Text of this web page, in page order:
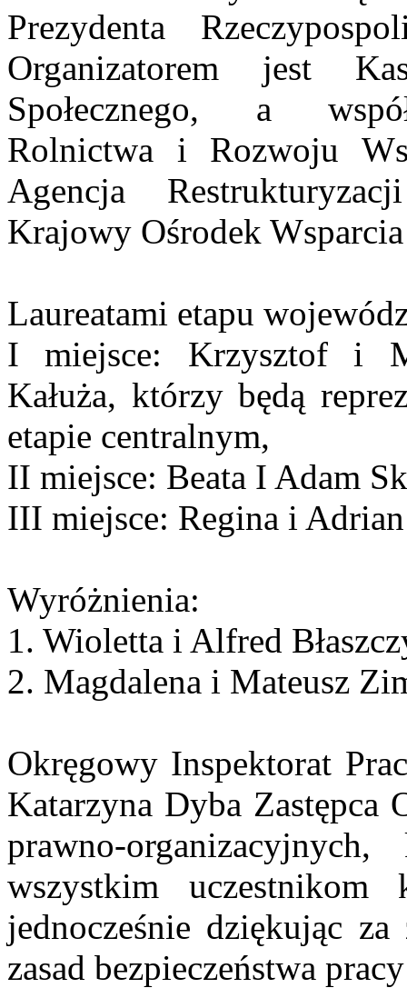
Prezydenta
Organizatorem jest
Społecznego, a
Rolnictwa i Rozwoju
Agencja
Krajowy Ośrodek
Laureatami etapu
I miejsce: Krzysztof i
Kałuża, którzy będą
etapie centralnym,
II miejsce: Beata I Adam
III miejsce: Regina i
Wyróżnienia:
1. Wioletta i Alfred
2. Magdalena i Mateusz
Okręgowy Inspektorat
Katarzyna Dyba Zastępca
prawno-
wszystkim uczestnikom
jednocześnie dziękując za
zasad bezpieczeństwa